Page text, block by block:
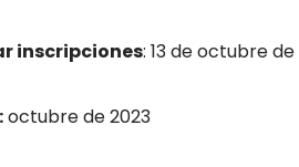
inscripciones: 13 de octubre de
octubre de 2023